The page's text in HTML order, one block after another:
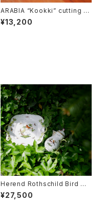
ARABIA “Kookki” cutting b
oard
¥13,200
Herend Rothschild Bird ミ
ニティーポット
¥27,500